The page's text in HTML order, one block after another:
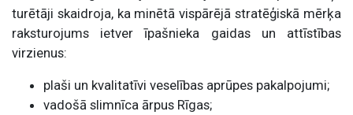
turētāji skaidroja, ka minētā vispārējā stratēģiskā mērķa
raksturojums ietver īpašnieka gaidas un attīstības
virzienus:
plaši un kvalitatīvi veselības aprūpes pakalpojumi;
vadošā slimnīca ārpus Rīgas;